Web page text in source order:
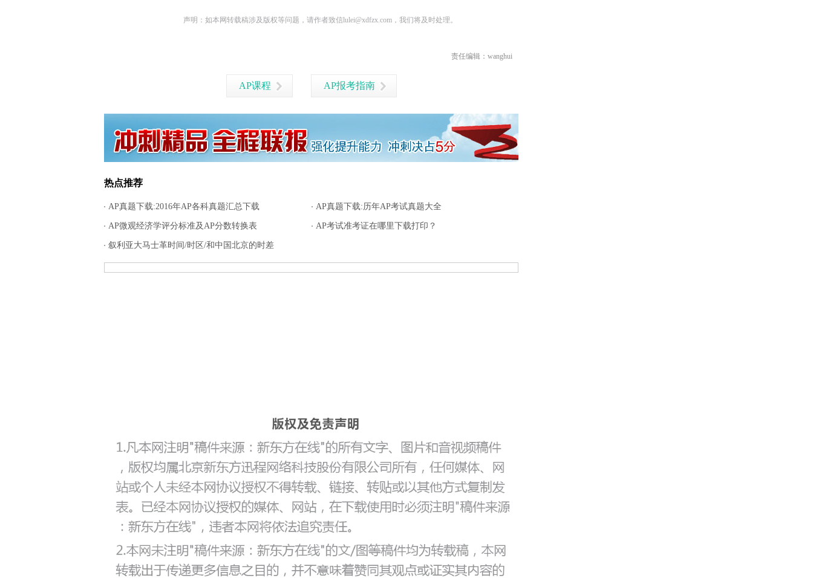
声明：如本网转载稿涉及版权等问题，请作者致信lulei@xdfzx.com，我们将及时处理。
责任编辑：wanghui
AP课程 AP报考指南
热点推荐
AP真题下载:2016年AP各科真题汇总下载 AP真题下载:历年AP考试真题大全
AP微观经济学评分标准及AP分数转换表 AP考试准考证在哪里下载打印？
叙利亚大马士革时间/时区/和中国北京的时差